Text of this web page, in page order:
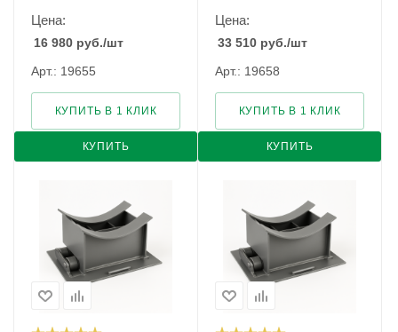
Цена:
16 980 руб./шт
Арт.: 19655
КУПИТЬ
КУПИТЬ В 1 КЛИК
Цена:
33 510 руб./шт
Арт.: 19658
КУПИТЬ
КУПИТЬ В 1 КЛИК